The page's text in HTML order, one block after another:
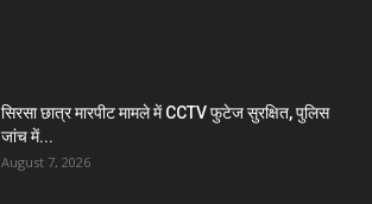
सिरसा छात्र मारपीट मामले में CCTV फुटेज सुरक्षित, पुलिस
जांच में...
August 7, 2026